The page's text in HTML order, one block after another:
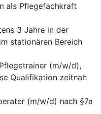
als Pflegefachkraft
3 Jahre in der
stationären Bereich
(m/w/d),
Qualifikation zeitnah
(m/w/d) nach §7a